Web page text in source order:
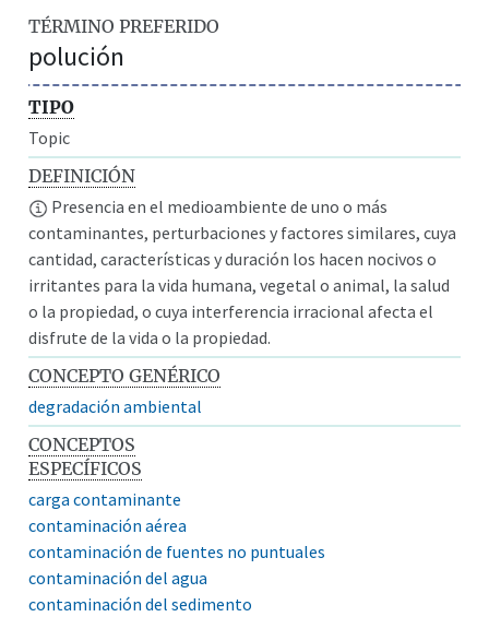
TÉRMINO PREFERIDO
polución
TIPO
Topic
DEFINICIÓN
Presencia en el medioambiente de uno o más
contaminantes, perturbaciones y factores similares, cuya
cantidad, características y duración los hacen nocivos o
irritantes para la vida humana, vegetal o animal, la salud
o la propiedad, o cuya interferencia irracional afecta el
disfrute de la vida o la propiedad.
CONCEPTO GENÉRICO
degradación ambiental
CONCEPTOS
ESPECÍFICOS
carga contaminante
contaminación aérea
contaminación de fuentes no puntuales
contaminación del agua
contaminación del sedimento